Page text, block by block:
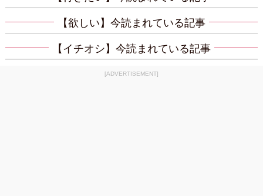
【欲しい】今読まれている記事
【イチオシ】今読まれている記事
[ADVERTISEMENT]